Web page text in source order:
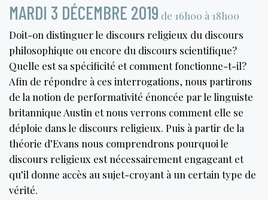
MARDI 3 DÉCEMBRE 2019 de 16h00 à 18h00
Doit-on distinguer le discours religieux du discours
philosophique ou encore du discours scientifique?
Quelle est sa spécificité et comment fonctionne-t-il?
Afin de répondre à ces interrogations, nous partirons
de la notion de performativité énoncée par le linguiste
britannique Austin et nous verrons comment elle se
déploie dans le discours religieux. Puis à partir de la
théorie d’Evans nous comprendrons pourquoi le
discours religieux est nécessairement engageant et
qu’il donne accès au sujet-croyant à un certain type de
vérité.